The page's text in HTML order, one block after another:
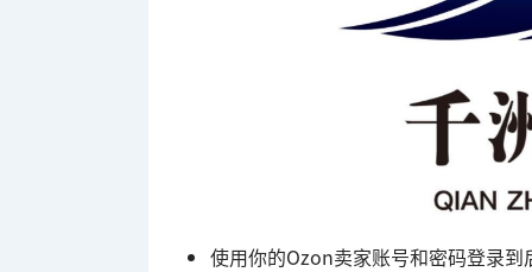
使用你的Ozon卖家账号和密码登录到